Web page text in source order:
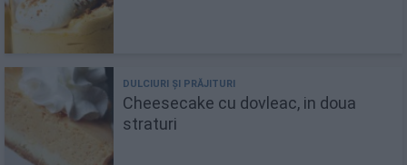
Cheesecake cu dovleac, in doua
straturi